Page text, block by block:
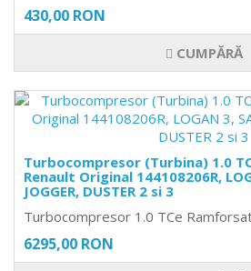
430,00 RON
CUMPĂRĂ
Turbocompresor (Turbina) 1.0
Renault Original 144108206R,
JOGGER, DUSTER 2 si 3
Turbocompresor 1.0 TCe
6295,00 RON